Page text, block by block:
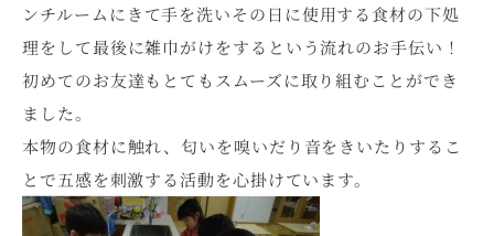
ンチルームにきて手を洗いその日に使用する食材の下処
理をして最後に雑巾がけをするという流れのお手伝い！
初めてのお友達もとてもスムーズに取り組むことができ
ました。
本物の食材に触れ、匂いを嗅いだり音をきいたりするこ
とで五感を刺激する活動を心掛けています。